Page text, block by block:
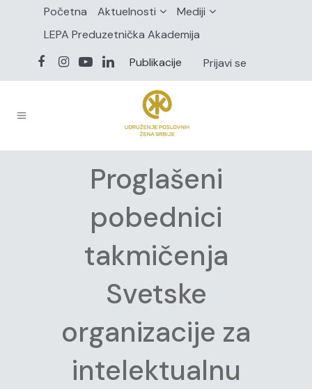
Početna Aktuelnosti
Mediji
LEPA Preduzetnička Akademija
Publikacije
Prijavi se
Proglašeni
pobednici
takmičenja
Svetske
organizacije za
intelektualnu